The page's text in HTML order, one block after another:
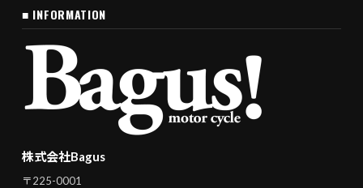
■ INFORMATION
株式会社Bagus
〒225-0001